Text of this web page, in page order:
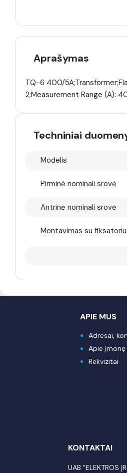
Aprašymas
TQ-6 400/
2;Measurement Range (A):
Techniniai
Modelis
Pirminė nominali srovė
Antrinė nominali srovė
Montavimas su
APIE MUS
Adresai,
Apie įmonę
Rekvizitai
KONTAKTAI
UAB "ELEKTROS